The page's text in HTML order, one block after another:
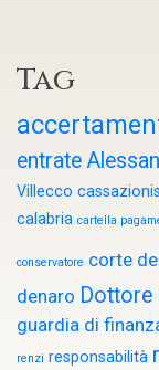
Tag
entrate
Villecco
calabria cartella
conservatore corte
denaro Dottore
guardia di
renzi responsabilità